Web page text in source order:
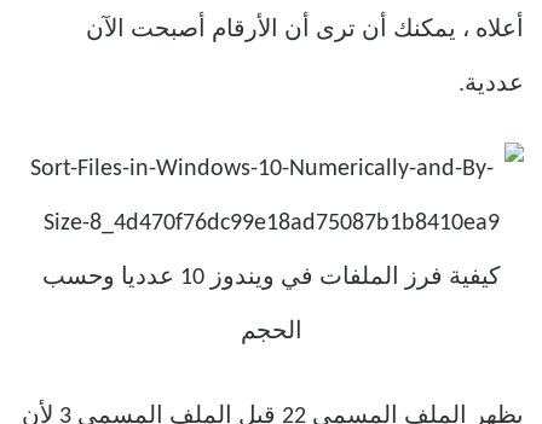
أعلاه ، يمكنك أن ترى أن الأرقام أصبحت الآن
عددية.
يظهر الملف المسمى 22 قبل الملف المسمى 3 لأن